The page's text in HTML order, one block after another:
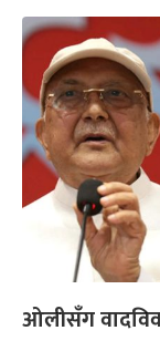
ओलीसँग